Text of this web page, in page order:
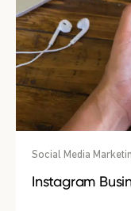
Social Media
Instagram